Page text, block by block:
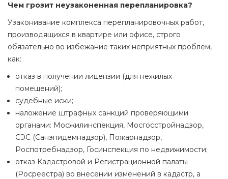
Чем грозит неузаконенная перепланировка?
Узаконивание комплекса перепланировочных работ,
производящихся в квартире или офисе, строго
обязательно во избежание таких неприятных проблем,
как:
отказ в получении лицензии (для нежилых
помещений);
судебные иски;
наложение штрафных санкций проверяющими
органами: Мосжилинспекция, Мосгосстройнадзор,
СЭС (Санэпидемнадзор), Пожарнадзор,
Роспотребнадзор, Госинспекция по недвижимости;
отказ Кадастровой и Регистрационной палаты
(Росреестра) во внесении изменений в кадастр, а